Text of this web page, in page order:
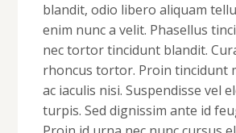
blandit, odio libero aliquam
enim nunc a velit. Phasellus
nec tortor tincidunt blandit.
rhoncus tortor. Proin tincidunt
ac iaculis nisi. Suspendisse vel
turpis. Sed dignissim ante id